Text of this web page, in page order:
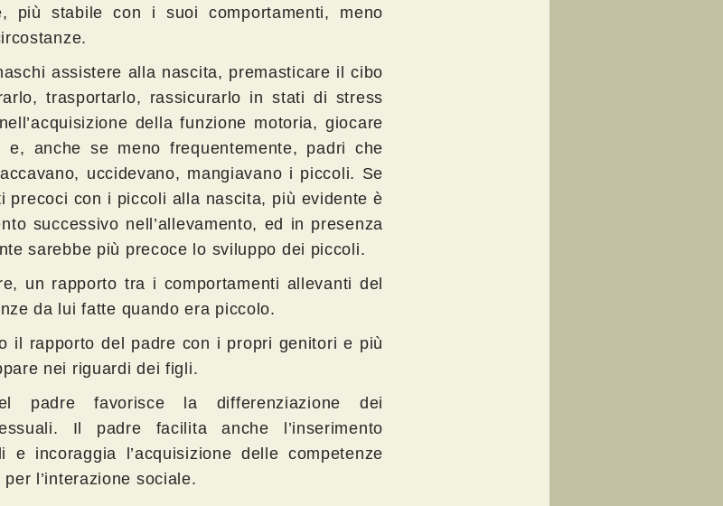
più stabile con i suoi comportamenti, meno
assistere alla nascita, premasticare il cibo
trasportarlo, rassicurarlo in stati di stress
della funzione motoria, giocare
anche se meno frequentemente, padri che
uccidevano, mangiavano i piccoli. Se
precoci con i piccoli alla nascita, più evidente è
successivo nell’allevamento, ed in presenza
sarebbe più precoce lo sviluppo dei piccoli.
un rapporto tra i comportamenti allevanti del
da lui fatte quando era piccolo.
il rapporto del padre con i propri genitori e più
nei riguardi dei figli.
padre favorisce la differenziazione dei
Il padre facilita anche l’inserimento
e incoraggia l’acquisizione delle competenze
l’interazione sociale.